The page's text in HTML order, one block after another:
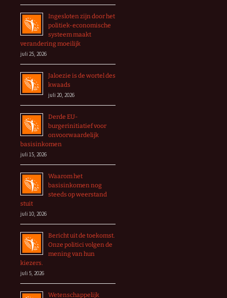
Ingesloten zijn door het
politiek-economische
systeem maakt
verandering moeilijk
juli 25, 2026
Jaloezie is de wortel des
kwaads
juli 20, 2026
Derde EU-
burgerinitiatief voor
onvoorwaardelijk
basisinkomen
juli 15, 2026
Waarom het
basisinkomen nog
steeds op weerstand
stuit
juli 10, 2026
Bericht uit de toekomst.
Onze politici volgen de
mening van hun
kiezers.
juli 5, 2026
Wetenschappelijk